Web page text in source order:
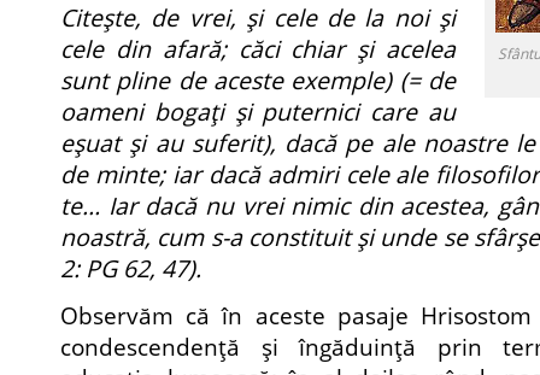
Citeşte, de vrei, şi cele de la noi şi
cele din afară; căci chiar şi acelea
sunt pline de aceste exemple) (= de
oameni bogaţi şi puternici care au
eşuat şi au suferit), dacă pe ale noastre
de minte; iar dacă admiri cele ale
te… Iar dacă nu vrei nimic din acestea,
noastră, cum s-a constituit şi unde se
2: PG 62, 47).
Observăm că în aceste pasaje
condescendenţă şi îngăduinţă prin